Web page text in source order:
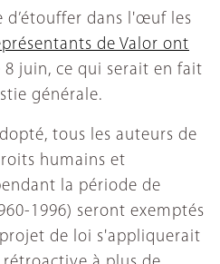
dans l'œuf les
de Valor ont
8 juin, ce qui serait en fait
générale.
tous les auteurs de
humains et
la période de
1996) seront exemptés
de loi s'appliquerait